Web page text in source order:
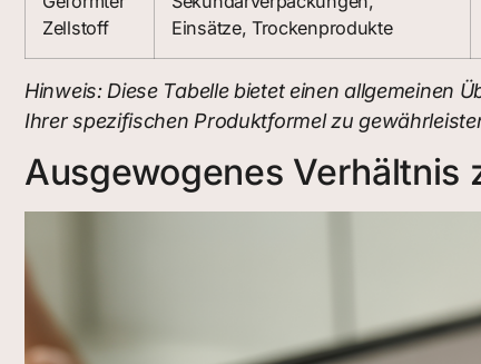
Zellstoff
Einsätze, Trockenprodukte
Hinweis: Diese Tabelle bietet einen allgemeinen
Ihrer spezifischen Produktformel zu
Ausgewogenes Verhältnis